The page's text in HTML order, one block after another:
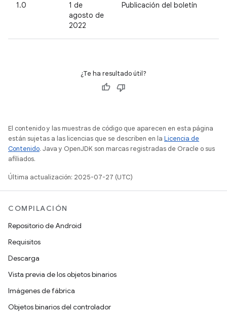
1.0
1 de
agosto de
2022
Publicación del boletín
¿Te ha resultado útil?
El contenido y las muestras de código que aparecen en esta página
están sujetas a las licencias que se describen en la Licencia de
Contenido. Java y OpenJDK son marcas registradas de Oracle o sus
afiliados.
Última actualización: 2025-07-27 (UTC)
COMPILACIÓN
Repositorio de Android
Requisitos
Descarga
Vista previa de los objetos binarios
Imágenes de fábrica
Objetos binarios del controlador